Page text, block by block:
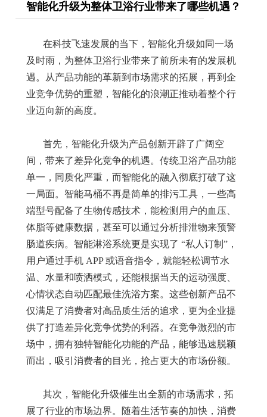
智能化升级为整体卫浴行业带来了哪些机遇？
在科技飞速发展的当下，智能化升级如同一场
及时雨，为整体卫浴行业带来了前所未有的发展机
遇。从产品功能的革新到市场需求的拓展，再到企
业竞争优势的重塑，智能化的浪潮正推动着整个行
业迈向新的高度。
首先，智能化升级为产品创新开辟了广阔空
间，带来了差异化竞争的机遇。传统卫浴产品功能
单一，同质化严重，而智能化的融入彻底打破了这
一局面。智能马桶不再是简单的排污工具，一些高
端型号配备了生物传感技术，能检测用户的血压、
体脂等健康数据，甚至可以通过分析排泄物来预警
肠道疾病。智能淋浴系统更是实现了 “私人订制” ，
用户通过手机 APP或语音指令，就能轻松调节水
温、水量和喷洒模式，还能根据当天的运动强度、
心情状态自动匹配最佳洗浴方案。这些创新产品不
仅满足了消费者对高品质生活的追求，更为企业提
供了打造差异化竞争优势的利器。在竞争激烈的市
场中，拥有独特智能化功能的产品，能够迅速脱颖
而出，吸引消费者的目光，抢占更大的市场份额。
其次，智能化升级催生出全新的市场需求，拓
展了行业的市场边界。随着生活节奏的加快，消费